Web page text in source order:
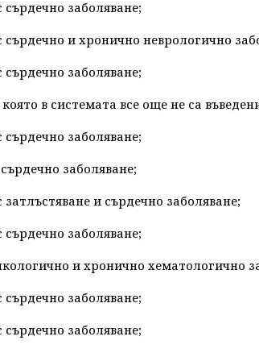
сърдечно заболяване;
сърдечно и хронично неврологично
сърдечно заболяване;
която в системата все още не са
сърдечно заболяване;
заболяване;
затлъстяване и сърдечно заболяване;
сърдечно заболяване;
и хронично хематологично
сърдечно заболяване;
сърдечно заболяване;